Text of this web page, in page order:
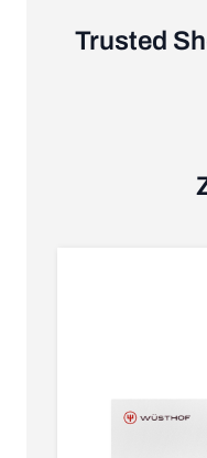
Trusted